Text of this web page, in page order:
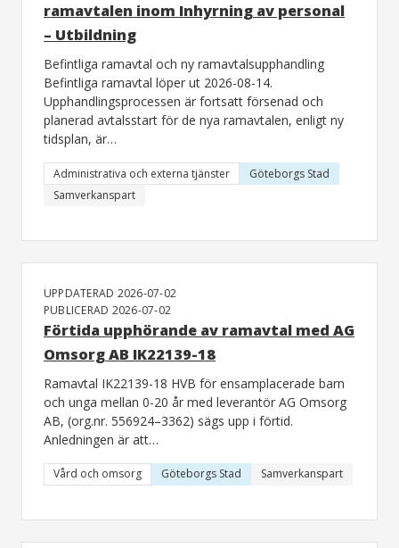
ramavtalen inom Inhyrning av personal
– Utbildning
Befintliga ramavtal och ny ramavtalsupphandling
Befintliga ramavtal löper ut 2026-08-14.
Upphandlingsprocessen är fortsatt försenad och
planerad avtalsstart för de nya ramavtalen, enligt ny
tidsplan, är…
Administrativa och externa tjänster
Göteborgs Stad
Samverkanspart
UPPDATERAD 2026-07-02
PUBLICERAD 2026-07-02
Förtida upphörande av ramavtal med AG
Omsorg AB IK22139-18
Ramavtal IK22139-18 HVB för ensamplacerade barn
och unga mellan 0-20 år med leverantör AG Omsorg
AB, (org.nr. 556924–3362) sägs upp i förtid.
Anledningen är att…
Vård och omsorg Göteborgs Stad Samverkanspart